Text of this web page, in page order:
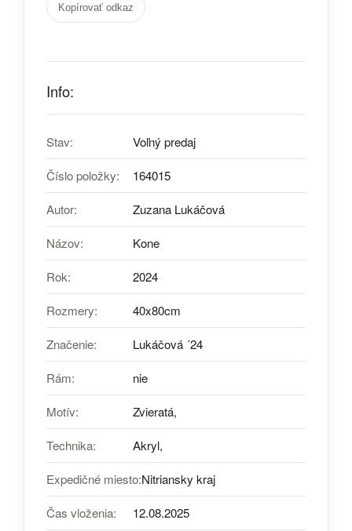
Kopírovať odkaz
Info:
Stav: Voľný predaj
Číslo položky: 164015
Autor: Zuzana Lukáčová
Názov: Kone
Rok: 2024
Rozmery: 40x80cm
Značenie: Lukáčová ´24
Rám: nie
Motív: Zvieratá,
Technika: Akryl,
Expedičné miesto:Nitriansky kraj
Čas vloženia: 12.08.2025